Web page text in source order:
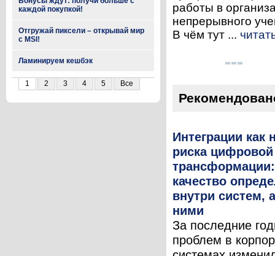
каждой покупкой!
Отгружай пиксели – открывай мир
с MSI!
Ламинируем кешбэк
1 2 3 4 5 Все
работы в
непрерывного
В чём тут ...
Интеграции как
риска цифровой
качество
внутри систем,
ними
За последние
проблем в